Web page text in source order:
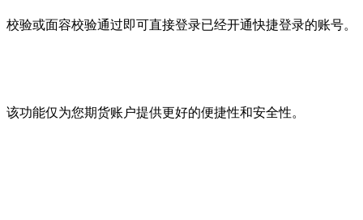
校验或面容校验通过即可直接登录已经开通快捷登录的账号。
该功能仅为您期货账户提供更好的便捷性和安全性。